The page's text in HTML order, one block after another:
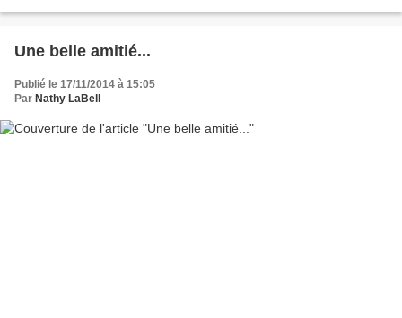
Une belle amitié...
Publié le 17/11/2014 à 15:05
Par Nathy LaBell